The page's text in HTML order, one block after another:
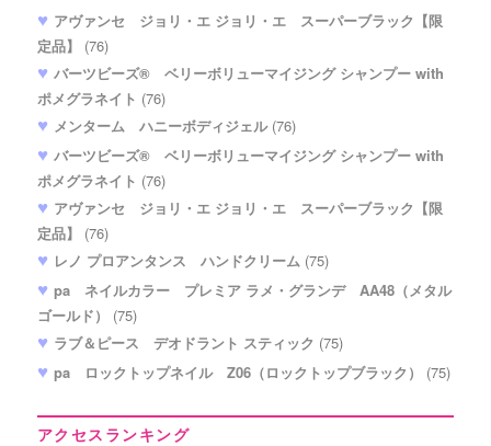
アヴァンセ ジョリ・エ ジョリ・エ スーパーブラック【限
定品】
(76)
バーツビーズ® ベリーボリューマイジング シャンプー with
ポメグラネイト (76)
メンターム ハニーボディジェル(76)
バーツビーズ® ベリーボリューマイジング シャンプー with
ポメグラネイト (76)
アヴァンセ ジョリ・エ ジョリ・エ スーパーブラック【限
定品】
(76)
レノ プロアンタンス ハンドクリーム (75)
pa ネイルカラー プレミア ラメ・グランデ AA48（メタル
ゴールド）
(75)
ラブ＆ピース デオドラント スティック (75)
pa ロックトップネイル Z06（ロックトップブラック）
(75)
アクセスランキング